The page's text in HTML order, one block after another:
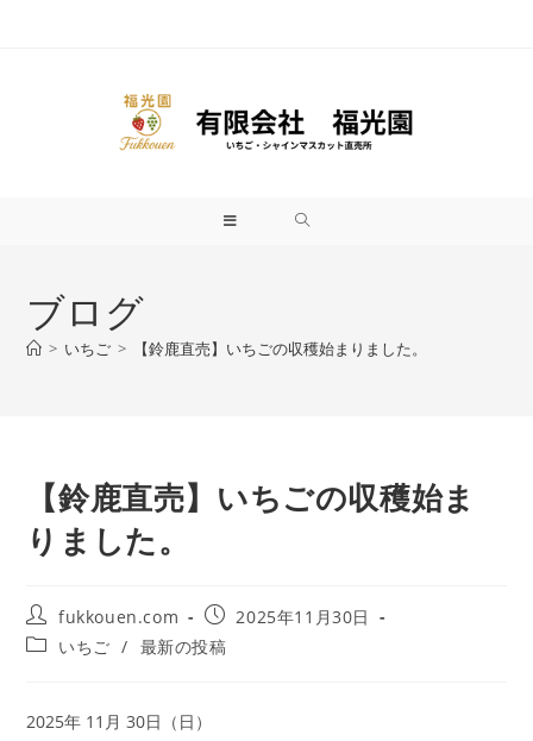
ブログ
> いちご > 【鈴鹿直売】いちごの収穫始まりました。
【鈴鹿直売】いちごの収穫始ま
りました。
fukkouen.com
2025年11月30日
いちご / 最新の投稿
2025年 11月 30日（日）